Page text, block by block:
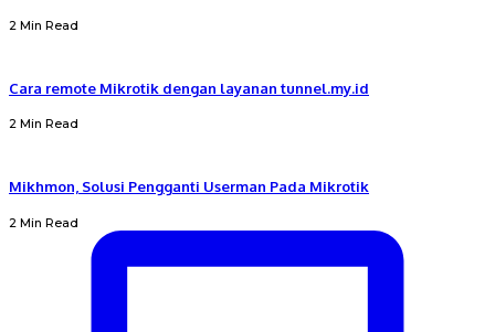
2 Min Read
Cara remote Mikrotik dengan layanan tunnel.my.id
2 Min Read
Mikhmon, Solusi Pengganti Userman Pada Mikrotik
2 Min Read